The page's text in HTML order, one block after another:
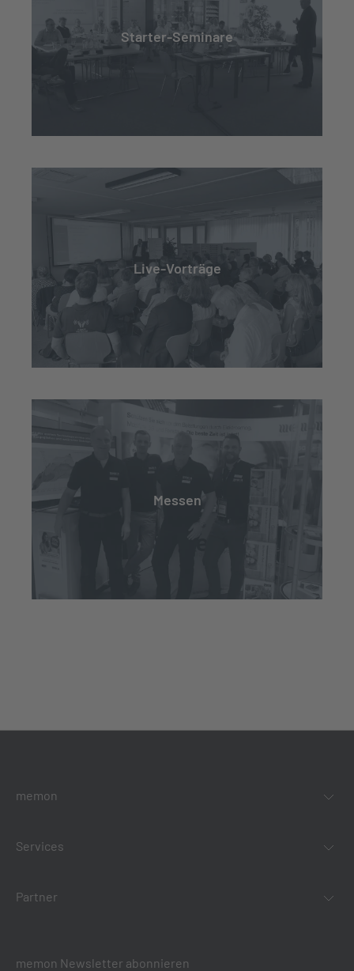
Starter-Seminare
Live-Vorträge
Messen
memon
Services
Partner
memon Newsletter abonnieren